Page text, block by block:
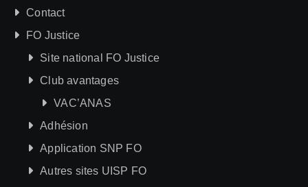
Contact
FO Justice
Site national FO Justice
Club avantages
VAC’ANAS
Adhésion
Application SNP FO
Autres sites UISP FO